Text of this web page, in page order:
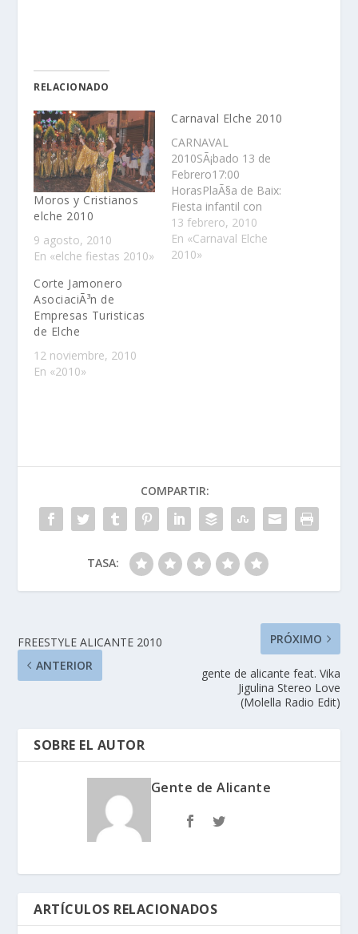
RELACIONADO
Moros y Cristianos
elche 2010
9 agosto, 2010
En «elche fiestas 2010»
Carnaval Elche 2010
CARNAVAL
2010SÃ¡bado 13 de
Febrero17:00
HorasPlaÃ§a de Baix:
Fiesta infantil con
animaciÃ³n a cargo del
grupo LA NONA
TEATRE. Comienzo de
13 febrero, 2010
En «Carnaval Elche
2010»
Corte Jamonero
AsociaciÃ³n de
Empresas Turisticas
de Elche
12 noviembre, 2010
En «2010»
COMPARTIR:
TASA:
FREESTYLE ALICANTE 2010
ANTERIOR
PRÓXIMO
gente de alicante feat. Vika
Jigulina Stereo Love
(Molella Radio Edit)
SOBRE EL AUTOR
Gente de Alicante
ARTÍCULOS RELACIONADOS